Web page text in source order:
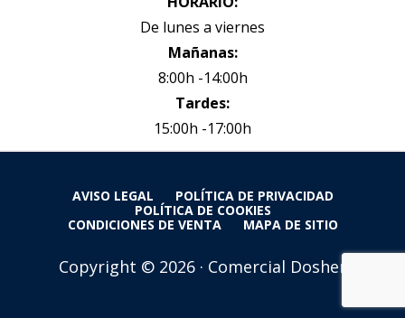
De lunes a viernes
Mañanas:
8:00h -14:00h
Tardes:
15:00h -17:00h
AVISO LEGAL
POLÍTICA DE PRIVACIDAD
POLÍTICA DE COOKIES
CONDICIONES DE VENTA
MAPA DE SITIO
Copyright © 2026 · Comercial Dosher